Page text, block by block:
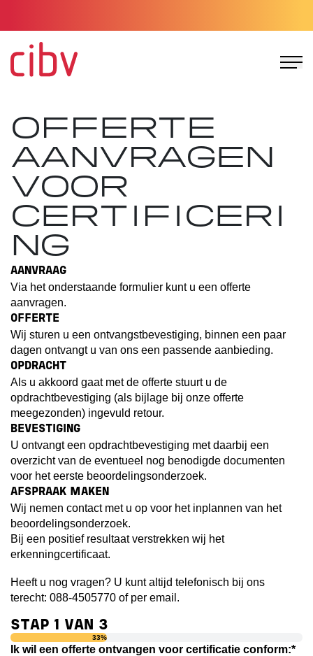
OFFERTE
AANVRAGEN
VOOR
CERTIFICERI
NG
AANVRAAG
Via het onderstaande formulier kunt u een offerte
aanvragen.
OFFERTE
Wij sturen u een ontvangstbevestiging, binnen een paar
dagen ontvangt u van ons een passende aanbieding.
OPDRACHT
Als u akkoord gaat met de offerte stuurt u de
opdrachtbevestiging (als bijlage bij onze offerte
meegezonden) ingevuld retour.
BEVESTIGING
U ontvangt een opdrachtbevestiging met daarbij een
overzicht van de eventueel nog benodigde documenten
voor het eerste beoordelingsonderzoek.
AFSPRAAK MAKEN
Wij nemen contact met u op voor het inplannen van het
beoordelingsonderzoek.
Bij een positief resultaat verstrekken wij het
erkenningcertificaat.
Heeft u nog vragen? U kunt altijd telefonisch bij ons
terecht: 088-4505770 of per email .
STAP 1 VAN 3
33%
Ik wil een offerte ontvangen voor certificatie conform:*